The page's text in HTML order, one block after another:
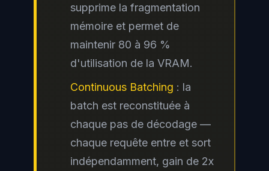
supprime la fragmentation
mémoire et permet de
maintenir 80 à 96 %
d'utilisation de la VRAM.
Continuous Batching : la
batch est reconstituée à
chaque pas de décodage —
chaque requête entre et sort
indépendamment, gain de 2x